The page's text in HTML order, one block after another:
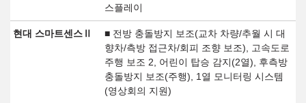
스플레이
현대 스마트센스Ⅱ
■ 전방 충돌방지 보조(교차 차량/추월 시 대
향차/측방 접근차/회피 조향 보조), 고속도로
주행 보조 2, 어린이 탑승 감지(2열), 후측방
충돌방지 보조(주행), 1열 모니터링 시스템
(영상회의 지원)